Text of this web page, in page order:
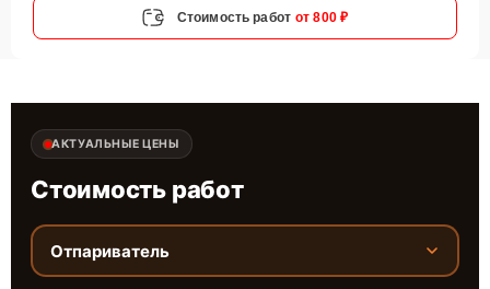
Стоимость работ от 800 ₽
АКТУАЛЬНЫЕ ЦЕНЫ
Стоимость работ
Отпариватель